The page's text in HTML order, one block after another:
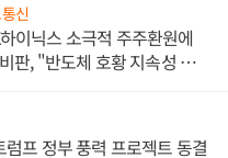
신
이닉스 소극적 주주환원에
판, "반도체 호황 지속성 의
프 정부 풍력 프로젝트 동결